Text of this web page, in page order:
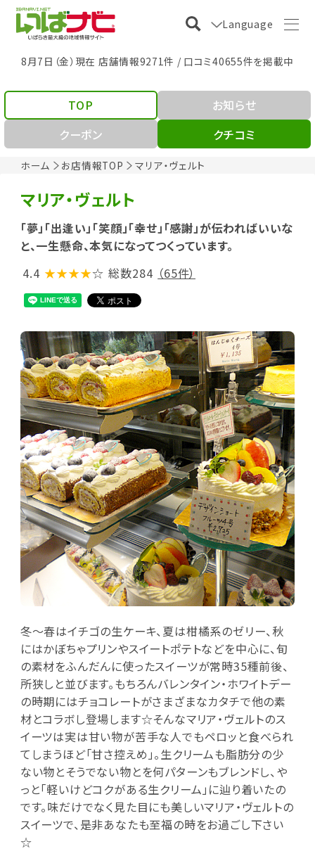
Language
8月7日（金）現在 店舗情報9271件 / 口コミ40655件を掲載中
ホーム お店情報TOP マリア・ヴェルト
TOP
お知らせ
クーポン
クチコミ
マリア・ヴェルト
「夢」「出逢い」「笑顔」「幸せ」「感謝」が伝わればいいな
と、一生懸命、本気になってつくっています。
4.4 ★★★★☆ 総数284 （65件）
冬～春はイチゴの生ケーキ、夏は柑橘系のゼリー、秋
にはかぼちゃプリンやスイートポテトなどを中心に、旬
の素材をふんだんに使ったスイーツが常時35種前後、
所狭しと並びます。もちろんバレンタイン・ホワイトデー
の時期にはチョコレートがさまざまなカタチで他の素
材とコラボし登場します☆そんなマリア・ヴェルトのス
イーツは実は甘い物が苦手な人でもペロッと食べられ
てしまうほど「甘さ控えめ」。生クリームも脂肪分の少
ない物とそうでない物とを何パターンもブレンドし、や
っと「軽いけどコクがある生クリーム」に辿り着いたの
です。味だけでなく見た目にも美しいマリア・ヴェルトの
スイーツで、是非あなたも至福の時をお過ごし下さい
☆